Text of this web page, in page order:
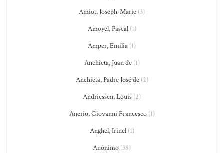
Amiot, Joseph-Marie (3)
Amoyel, Pascal(1)
Amper, Emilia (1)
Anchieta, Juan de(1)
Anchieta, Padre José de(2)
Andriessen, Louis (2)
Anerio, Giovanni Francesco(1)
Anghel, Irinel(1)
Anônimo (38)